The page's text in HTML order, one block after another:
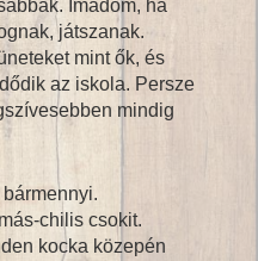
Imádom, ha
játszanak.
mint ők, és
az iskola. Persze
mindig
chilis csokit.
kocka közepén